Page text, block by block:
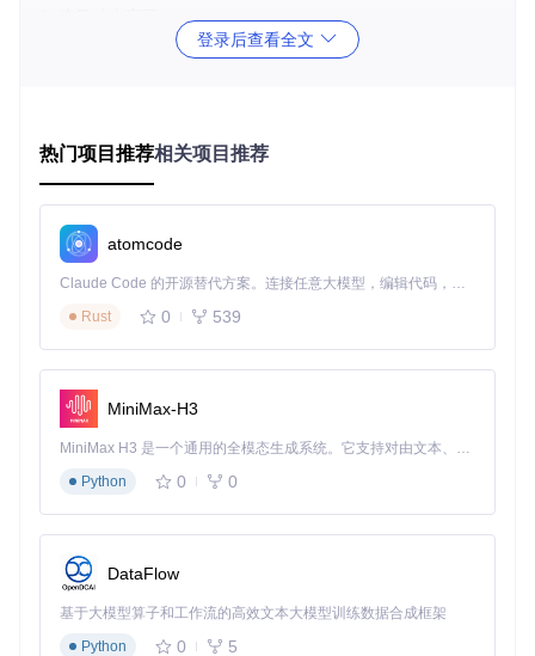
缺乏流量预热机制的直接切换，会引发系统资源瞬时过载。某
系统稳定性的最大威胁。
3. 故障发现滞后
统在发布后8小时才发现交易对账异常，此时已产生2300笔错
误账务。事后分析显示，传统的监控指标（CPU、内存、响应
时间）均未触发告警阈值，而业务逻辑错误往往具有更长的潜
技术选型对比：架构设计的决策框架
核心收益 ：掌握4维评估模型，选择适配业务场景的发布架构
发布策略决策树
开始评估
├─ 业务特性：
│  └─ 非核心功能 → 选择金丝雀发布
├─ 团队规模：
│  └─ ≥50人 → 完整CI/CD平台
登录后查看全文
热门项目推荐相关项目推荐
atomcode
Claude Code 的开源替代方案。连接任意大模型，编辑代码，运行命令，自动验证 — 全自动执行。用 Rust 构建，极致性能。 ｜ An open-source alternative to Claude Code. Connect any LLM, edit code, run commands, and verify changes — autonomously. Built in Rust for speed. Get Started
Rust
0 539
MiniMax-H3
MiniMax H3 是一个通用的全模态生成系统。它支持对由文本、图像、视频和音频组成的多模态上下文进行统一理解，并能生成分辨率高达 2K、时长可达 15 秒的带原生立体声音频的视频。得益于面向任务泛化的系统设计，H3 在预训练阶段就已具备广泛的多模态上下文理解与生成能力，能够出色地执行复杂的多模态指令。
Python
0 0
DataFlow
基于大模型算子和工作流的高效文本大模型训练数据合成框架
Python
0 5